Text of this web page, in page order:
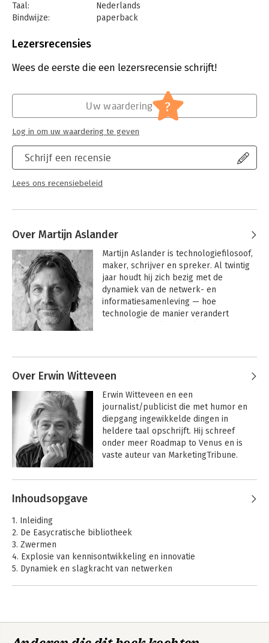
Taal:
Nederlands
Bindwijze:
paperback
Uitgever:
Verschijningsdatum:
6-4-2018
Lezersrecensies
Wees de eerste die een lezersrecensie schrijft!
Schrijf een recensie
Lees ons recensiebeleid
Uw waardering ?
Log in om uw waardering te geven
Over Martijn Aslander
Martijn Aslander is technologiefilosoof,
maker, schrijver en spreker. Al twintig
jaar houdt hij zich bezig met de
dynamiek van de netwerk- en
informatiesamenleving — hoe
technologie de manier verandert
podium, van boardroom-sessies tot
regelmatig de wereld over om zijn
kennis en inzichten te delen.
Aslander bepleit niet alleen — hij
bouwt. Hij is oprichter van de Digitale
Fitheid Academie, de PKM Summit en de
coördinator van de
elkaar ontmoeten en ideeën
Over Erwin Witteveen
Erwin Witteveen en een
journalist/publicist die met humor en
diepgang ingewikkelde dingen in
heldere taal opschrijft. Hij schreef
onder meer Roadmap to Venus en is
vaste auteur van MarketingTribune.
Andere boeken door Erwin
Witteveen
Inhoudsopgave
1. Inleiding
2. De Easycratische bibliotheek
3. Zwermen
4. Explosie van kennisontwikkeling en innovatie
5. Dynamiek en slagkracht van netwerken
11. Anders werken, slimmer werken